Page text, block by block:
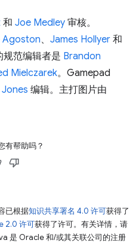
和 Joe Medley 审核。
Agoston、 James Hollyer 和
规范编辑者是 Brandon
Mielczarek。Gamepad
编辑。主打图片由
有帮助吗？
已根据知识共享署名 4.0 许可获得了
2.0 许可获得了许可。有关详情，请
是 Oracle 和/或其关联公司的注册